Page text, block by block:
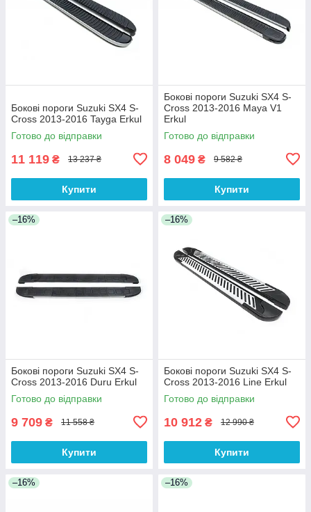
Бокові пороги Suzuki SX4 S-
Cross 2013-2016 Tayga Erkul
Готово до відправки
11 119 ₴ 13 237 ₴
Купити
Бокові пороги Suzuki SX4 S-
Cross 2013-2016 Maya V1
Erkul
Готово до відправки
8 049 ₴ 9 582 ₴
Купити
–16%
Бокові пороги Suzuki SX4 S-
Cross 2013-2016 Duru Erkul
Готово до відправки
9 709 ₴ 11 558 ₴
Купити
–16%
Бокові пороги Suzuki SX4 S-
Cross 2013-2016 Line Erkul
Готово до відправки
10 912 ₴ 12 990 ₴
Купити
–16% –16%